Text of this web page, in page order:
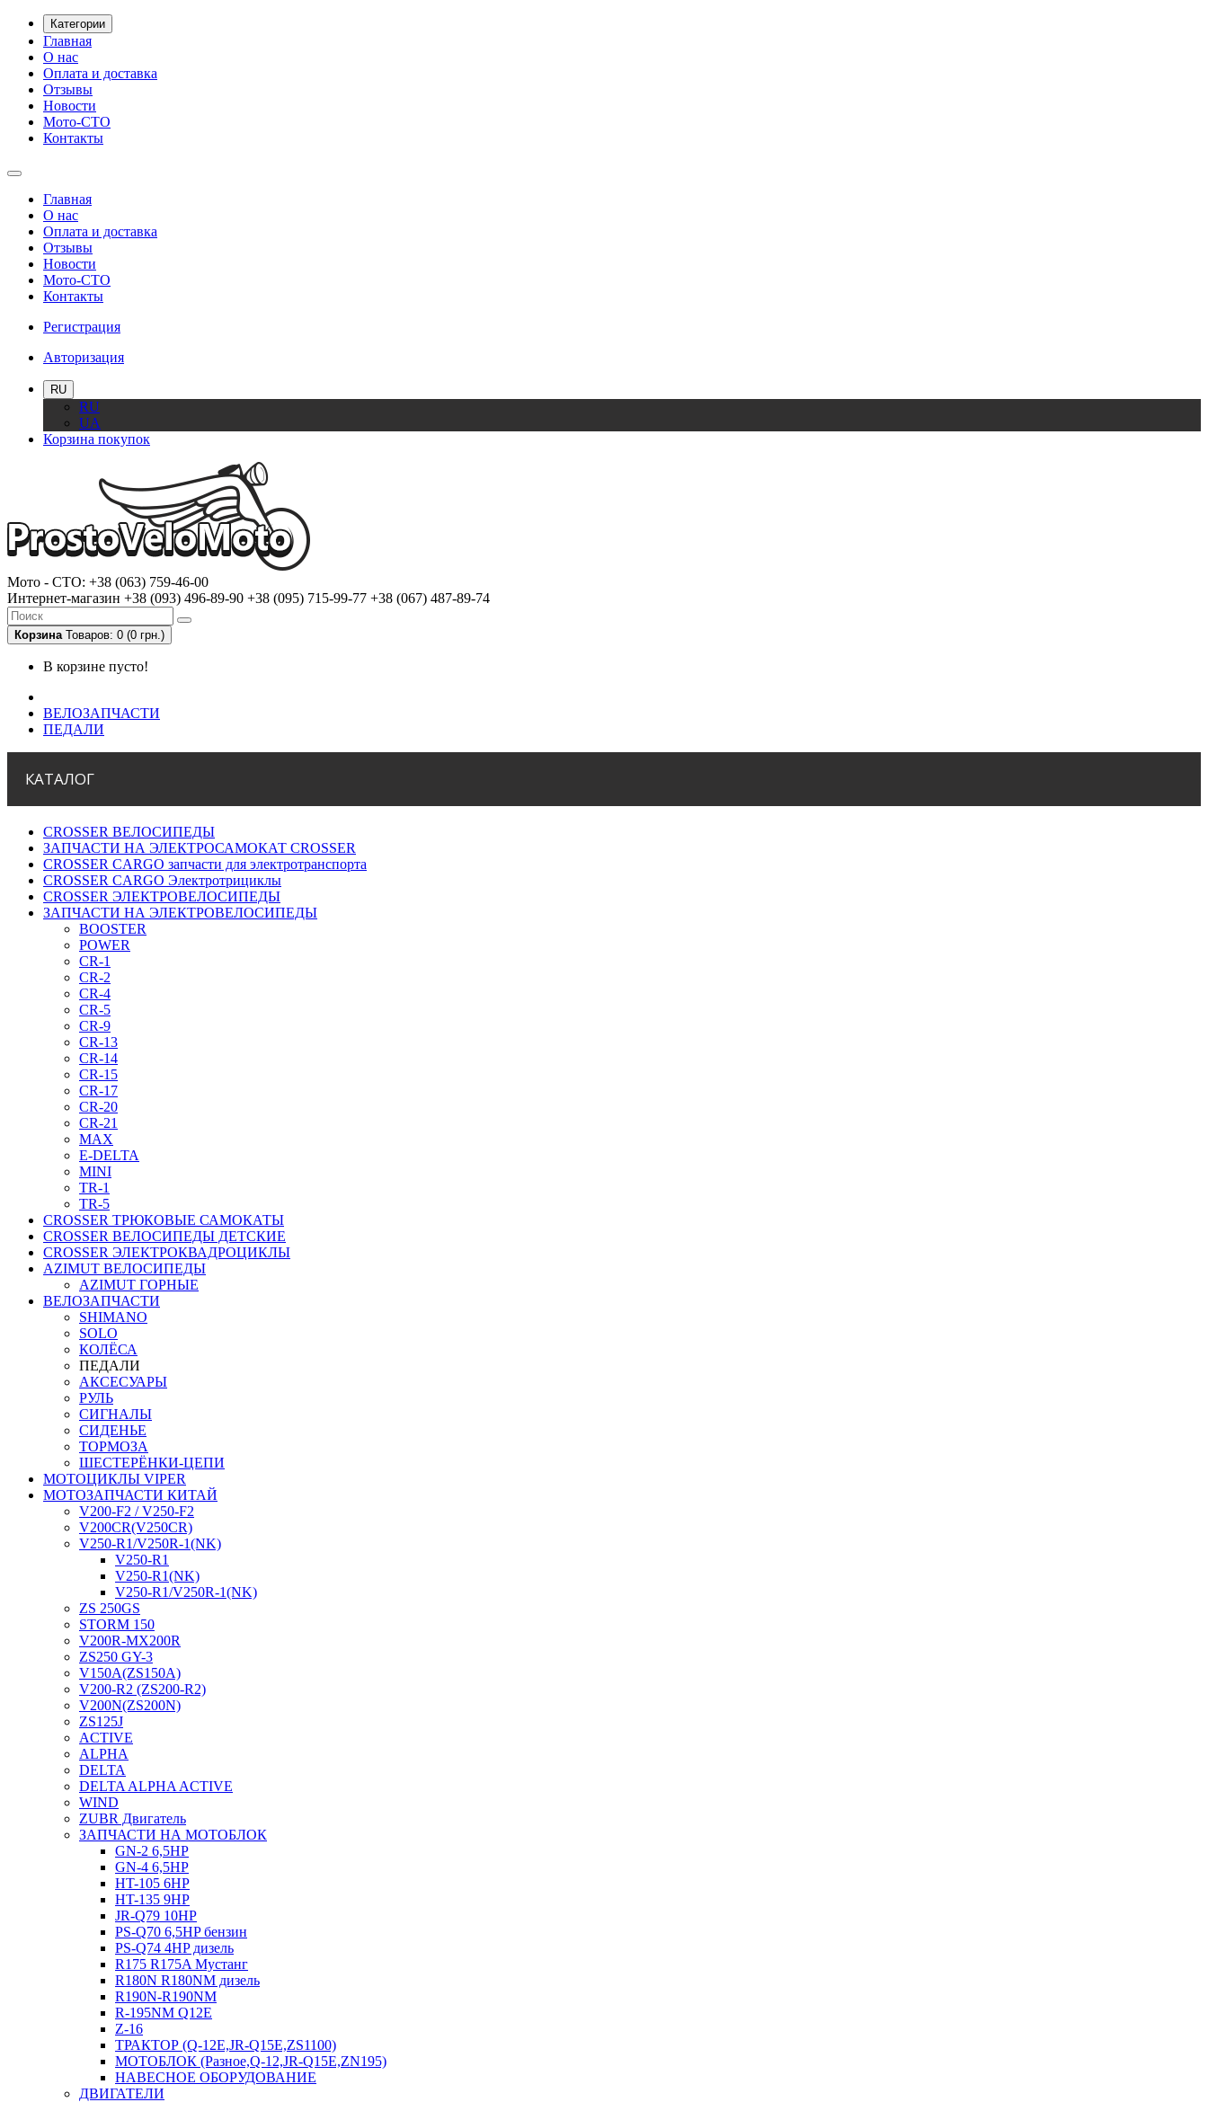
Категории
Главная
О нас
Оплата и доставка
Отзывы
Новости
Мото-СТО
Контакты
Главная
О нас
Оплата и доставка
Отзывы
Новости
Мото-СТО
Контакты
Регистрация
Авторизация
RU
RU
UA
Корзина покупок
Мото - CTO: +38 (063) 759-46-00
Интернет-магазин +38 (093) 496-89-90 +38 (095) 715-99-77 +38 (067) 487-89-74
КорзинаТоваров: 0 (0 грн.)
В корзине пусто!
ВЕЛОЗАПЧАСТИ
ПЕДАЛИ
КАТАЛОГ
CROSSER ВЕЛОСИПЕДЫ
ЗАПЧАСТИ НА ЭЛЕКТРОСАМОКАТ CROSSER
CROSSER CARGO запчасти для электротранспорта
CROSSER CARGO Электротрициклы
CROSSER ЭЛЕКТРОВЕЛОСИПЕДЫ
ЗАПЧАСТИ НА ЭЛЕКТРОВЕЛОСИПЕДЫ
BOOSTER
POWER
CR-1
CR-2
CR-4
CR-5
CR-9
CR-13
CR-14
CR-15
CR-17
CR-20
CR-21
MAX
E-DELTA
MINI
TR-1
TR-5
CROSSER ТРЮКОВЫЕ САМОКАТЫ
CROSSER ВЕЛОСИПЕДЫ ДЕТСКИЕ
CROSSER ЭЛЕКТРОКВАДРОЦИКЛЫ
AZIMUT ВЕЛОСИПЕДЫ
AZIMUT ГОРНЫЕ
ВЕЛОЗАПЧАСТИ
SHIMANO
SOLO
КОЛЁСА
ПЕДАЛИ
АКСЕСУАРЫ
РУЛЬ
СИГНАЛЫ
СИДЕНЬЕ
ТОРМОЗА
ШЕСТЕРЁНКИ-ЦЕПИ
МОТОЦИКЛЫ VIPER
МОТОЗАПЧАСТИ КИТАЙ
V200-F2 / V250-F2
V200CR(V250CR)
V250-R1/V250R-1(NK)
V250-R1
V250-R1(NK)
V250-R1/V250R-1(NK)
ZS 250GS
STORM 150
V200R-MX200R
ZS250 GY-3
V150A(ZS150A)
V200-R2 (ZS200-R2)
V200N(ZS200N)
ZS125J
ACTIVE
ALPHA
DELTA
DELTA ALPHA ACTIVE
WIND
ZUBR Двигатель
ЗАПЧАСТИ НА МОТОБЛОК
GN-2 6,5HP
GN-4 6,5HP
HT-105 6HP
HT-135 9HP
JR-Q79 10HP
PS-Q70 6,5HP бензин
PS-Q74 4HP дизель
R175 R175A Мустанг
R180N R180NM дизель
R190N-R190NM
R-195NM Q12E
Z-16
ТРАКТОР (Q-12E,JR-Q15E,ZS1100)
МОТОБЛОК (Разное,Q-12,JR-Q15E,ZN195)
НАВЕСНОЕ ОБОРУДОВАНИЕ
ДВИГАТЕЛИ